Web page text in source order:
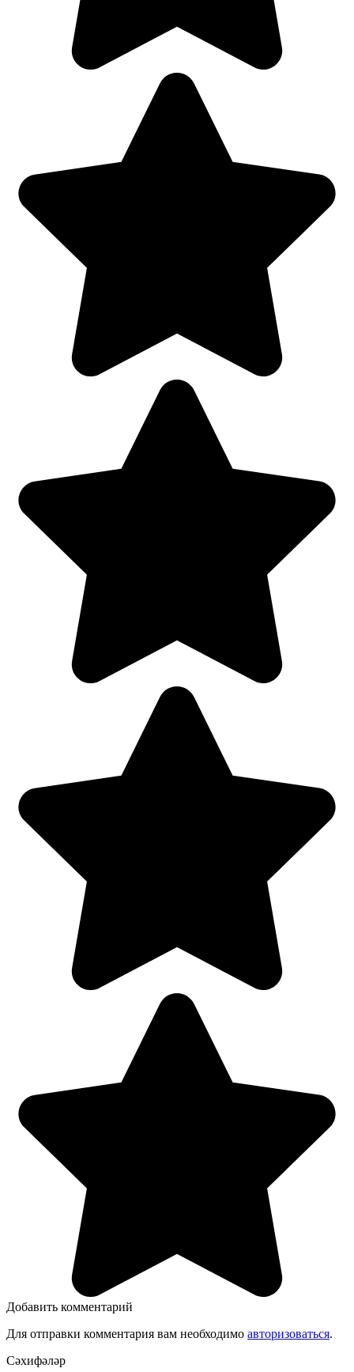
Добавить комментарий
Для отправки комментария вам необходимо авторизоваться.
Сәхифәләр